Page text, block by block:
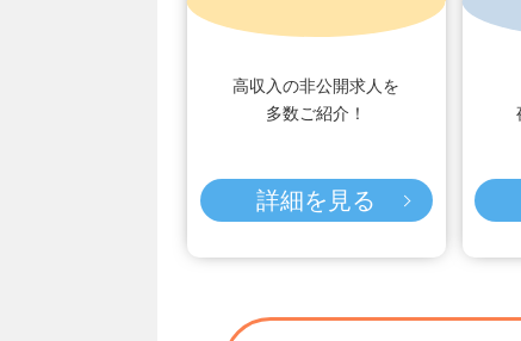
高収入の非公開求人を
多数ご紹介！
詳細を見る